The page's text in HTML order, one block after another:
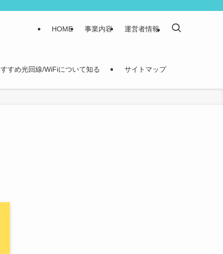
HOME 事業内容 運営者情報
すめ光回線/WiFiについて知る サイトマップ